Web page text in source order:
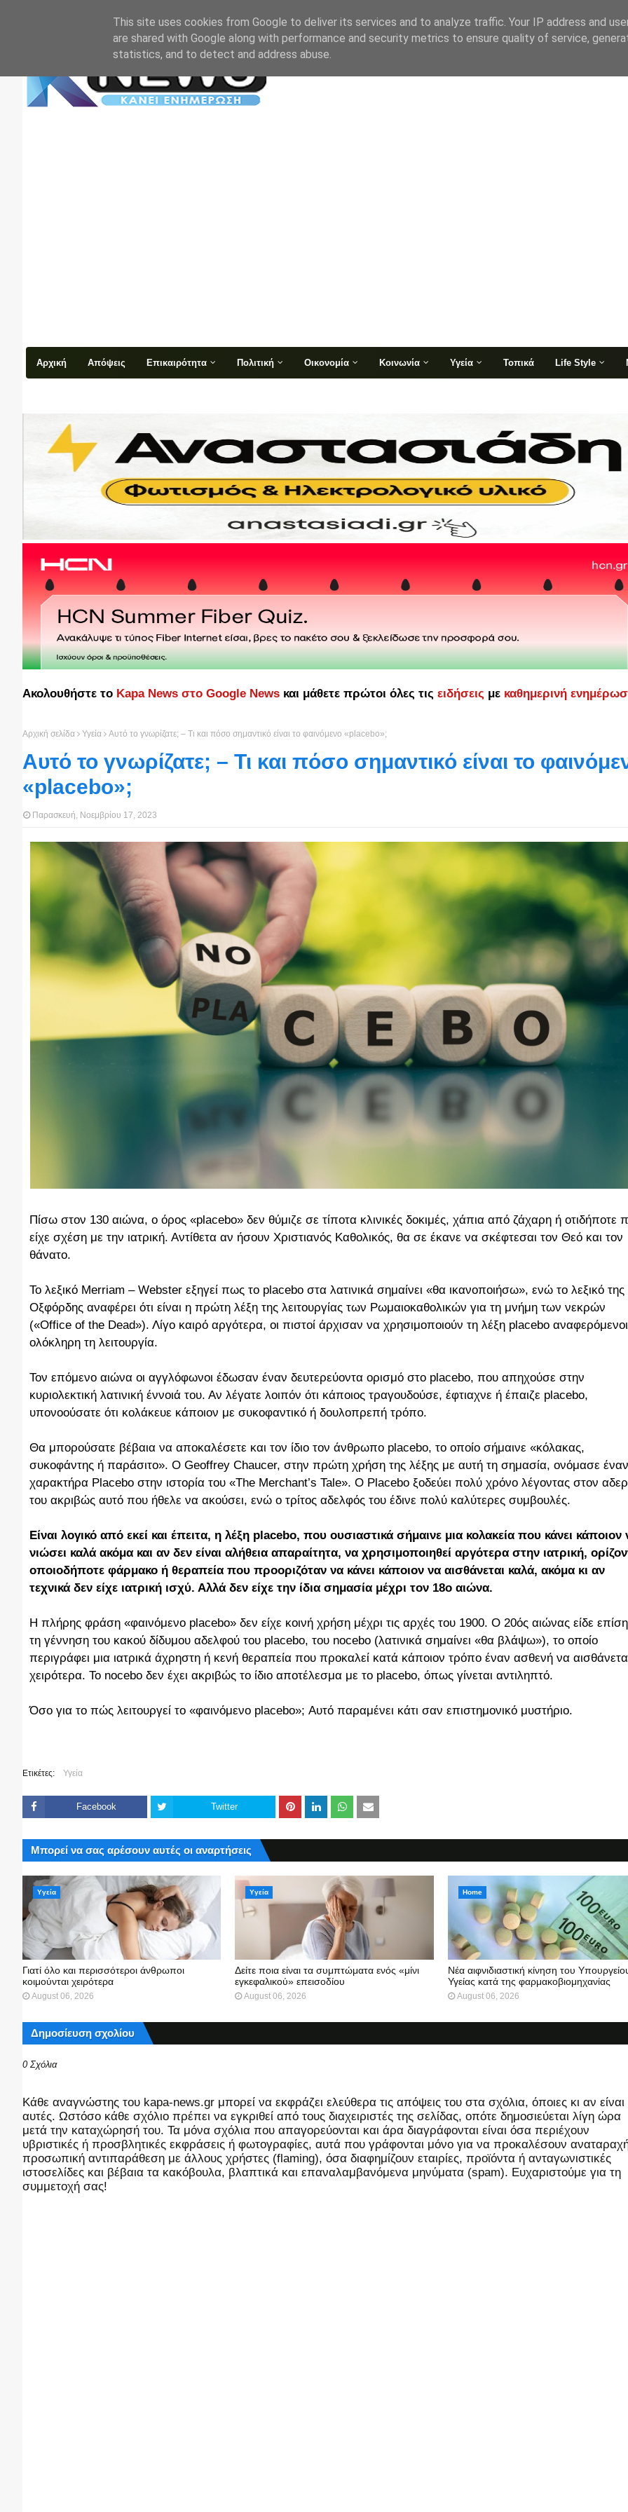
Αρχική Απόψεις Επικαιρότητα Πολιτική Οικονομία Κοινωνία Υγεία Τοπικά Life Style
Ακολουθήστε το Kapa News στο Google News και μάθετε πρώτοι όλες τις ειδήσεις με καθημερινή
Αρχική σελίδα Υγεία Αυτό το γνωρίζατε; – Τι και πόσο σημαντικό είναι το φαινόμενο «placebo»;
Αυτό το γνωρίζατε; – Τι και πόσο σημαντικό είναι το
«placebo»;
Παρασκευή, Νοεμβρίου 17, 2023
Πίσω στον 130 αιώνα, ο όρος «placebo» δεν θύμιζε σε τίποτα κλινικές δοκιμές, χάπια από ζάχαρη ή οτιδήποτε
είχε σχέση με την ιατρική. Αντίθετα αν ήσουν Χριστιανός Καθολικός, θα σε έκανε να σκέφτεσαι τον Θεό και τον
θάνατο.
Το λεξικό Merriam – Webster εξηγεί πως το placebo στα λατινικά σημαίνει «θα ικανοποιήσω», ενώ το λεξικό της
Οξφόρδης αναφέρει ότι είναι η πρώτη λέξη της λειτουργίας των Ρωμαιοκαθολικών για τη μνήμη των νεκρών
(«Office of the Dead»). Λίγο καιρό αργότερα, οι πιστοί άρχισαν να χρησιμοποιούν τη λέξη placebo
ολόκληρη τη λειτουργία.
Τον επόμενο αιώνα οι αγγλόφωνοι έδωσαν έναν δευτερεύοντα ορισμό στο placebo, που απηχούσε στην
κυριολεκτική λατινική έννοιά του. Αν λέγατε λοιπόν ότι κάποιος τραγουδούσε, έφτιαχνε ή έπαιζε placebo,
υπονοούσατε ότι κολάκευε κάποιον με συκοφαντικό ή δουλοπρεπή τρόπο.
Θα μπορούσατε βέβαια να αποκαλέσετε και τον ίδιο τον άνθρωπο placebo, το οποίο σήμαινε «κόλακας,
συκοφάντης ή παράσιτο». Ο Geoffrey Chaucer, στην πρώτη χρήση της λέξης με αυτή τη σημασία, ονόμασε έναν
χαρακτήρα Placebo στην ιστορία του «The Merchant’s Tale». Ο Placebo ξοδεύει πολύ χρόνο λέγοντας στον
του ακριβώς αυτό που ήθελε να ακούσει, ενώ ο τρίτος αδελφός του έδινε πολύ καλύτερες συμβουλές.
Είναι λογικό από εκεί και έπειτα, η λέξη placebo, που ουσιαστικά σήμαινε μια κολακεία που κάνει κάποιον
νιώσει καλά ακόμα και αν δεν είναι αλήθεια απαραίτητα, να χρησιμοποιηθεί αργότερα στην ιατρική,
οποιοδήποτε φάρμακο ή θεραπεία που προοριζόταν να κάνει κάποιον να αισθάνεται καλά, ακόμα κι αν
τεχνικά δεν είχε ιατρική ισχύ. Αλλά δεν είχε την ίδια σημασία μέχρι τον 18ο αιώνα.
Η πλήρης φράση «φαινόμενο placebo» δεν είχε κοινή χρήση μέχρι τις αρχές του 1900. Ο 20ός αιώνας είδε
τη γέννηση του κακού δίδυμου αδελφού του placebo, του nocebo (λατινικά σημαίνει «θα βλάψω»), το οποίο
περιγράφει μια ιατρικά άχρηστη ή κενή θεραπεία που προκαλεί κατά κάποιον τρόπο έναν ασθενή να
χειρότερα. Το nocebo δεν έχει ακριβώς το ίδιο αποτέλεσμα με το placebo, όπως γίνεται αντιληπτό.
Όσο για το πώς λειτουργεί το «φαινόμενο placebo»; Αυτό παραμένει κάτι σαν επιστημονικό μυστήριο.
Ετικέτες: Υγεία
Facebook Twitter
Μπορεί να σας αρέσουν αυτές οι αναρτήσεις
Υγεία
Γιατί όλο και περισσότεροι άνθρωποι
κοιμούνται χειρότερα
August 06, 2026
Υγεία
Δείτε ποια είναι τα συμπτώματα ενός «μίνι
εγκεφαλικού» επεισοδίου
August 06, 2026
Home
Νέα αιφνιδιαστική κίνηση του
Υγείας κατά της φαρμακοβιομηχανίας
August 06, 2026
Δημοσίευση σχολίου
0 Σχόλια
Kάθε αναγνώστης του kapa-news.gr μπορεί να εκφράζει ελεύθερα τις απόψεις του στα σχόλια, όποιες κι αν είναι
αυτές. Ωστόσο κάθε σχόλιο πρέπει να εγκριθεί από τους διαχειριστές της σελίδας, οπότε δημοσιεύεται λίγη ώρα
μετά την καταχώρησή του. Τα μόνα σχόλια που απαγορεύονται και άρα διαγράφονται είναι όσα περιέχουν
υβριστικές ή προσβλητικές εκφράσεις ή φωτογραφίες, αυτά που γράφονται μόνο για να προκαλέσουν
προσωπική αντιπαράθεση με άλλους χρήστες (flaming), όσα διαφημίζουν εταιρίες, προϊόντα ή ανταγωνιστικές
ιστοσελίδες και βέβαια τα κακόβουλα, βλαπτικά και επαναλαμβανόμενα μηνύματα (spam). Ευχαριστούμε για τη
συμμετοχή σας!
This site uses cookies from Google to deliver its services and to analyze traffic. Your IP address and
are shared with Google along with performance and security metrics to ensure quality of service,
statistics, and to detect and address abuse.